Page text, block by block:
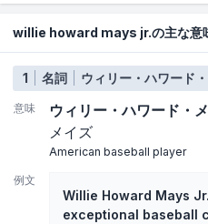
willie howard mays jr.の主な意
1 名詞 ウィリー・ハワード
意味 ウィリー・ハワード・
メイズ
American baseball player
例文
Willie Howard Mays
exceptional baseball